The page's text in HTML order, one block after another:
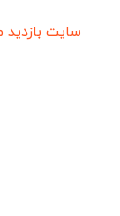
سایت بازدید